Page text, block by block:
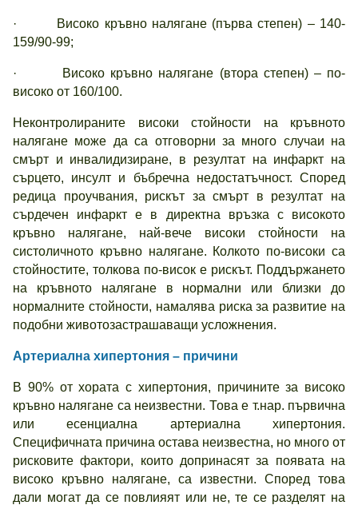
· Високо кръвно налягане (първа степен) – 140-
159/90-99;
· Високо кръвно налягане (втора степен) – по-
високо от 160/100.
Неконтролираните високи стойности на кръвното
налягане може да са отговорни за много случаи на
смърт и инвалидизиране, в резултат на инфаркт на
сърцето, инсулт и бъбречна недостатъчност. Според
редица проучвания, рискът за смърт в резултат на
сърдечен инфаркт е в директна връзка с високото
кръвно налягане, най-вече високи стойности на
систоличното кръвно налягане. Колкото по-високи са
стойностите, толкова по-висок е рискът. Поддържането
на кръвното налягане в нормални или близки до
нормалните стойности, намалява риска за развитие на
подобни животозастрашаващи усложнения.
Артериална хипертония – причини
В 90% от хората с хипертония, причините за високо
кръвно налягане са неизвестни. Това е т.нар. първична
или есенциална артериална хипертония.
Специфичната причина остава неизвестна, но много от
рисковите фактори, които допринасят за появата на
високо кръвно налягане, са известни. Според това
дали могат да се повлияят или не, те се разделят на